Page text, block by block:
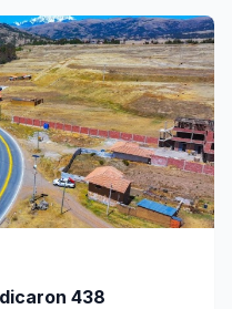
438